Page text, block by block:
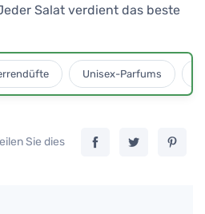
Salat verdient das beste
Unisex-Parfums
Sie dies